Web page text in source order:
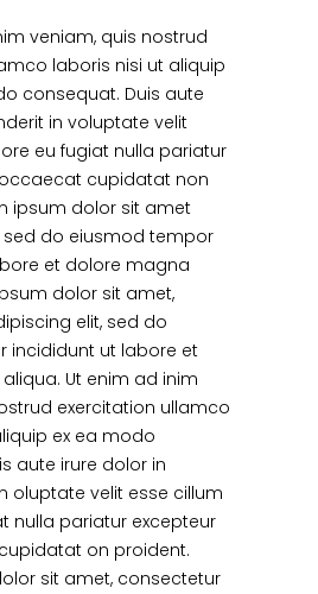
veniam, quis nostrud
laboris nisi ut aliquip
consequat. Duis aute
in voluptate velit
eu fugiat nulla pariatur
cupidatat non
ipsum dolor sit amet
sed do eiusmod tempor
et dolore magna
dolor sit amet,
elit, sed do
incididunt ut labore et
Ut enim ad inim
exercitation ullamco
ex ea modo
aute irure dolor in
oluptate velit esse cillum
nulla pariatur excepteur
on proident.
sit amet, consectetur